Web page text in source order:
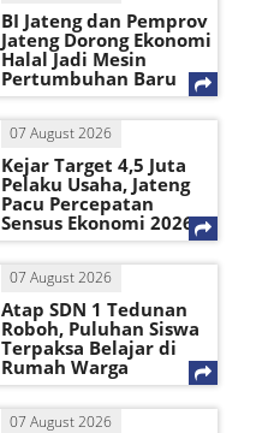
BI Jateng dan Pemprov
Jateng Dorong Ekonomi
Halal Jadi Mesin
Pertumbuhan Baru
07 August 2026
Kejar Target 4,5 Juta
Pelaku Usaha, Jateng
Pacu Percepatan
Sensus Ekonomi 2026
07 August 2026
Atap SDN 1 Tedunan
Roboh, Puluhan Siswa
Terpaksa Belajar di
Rumah Warga
07 August 2026